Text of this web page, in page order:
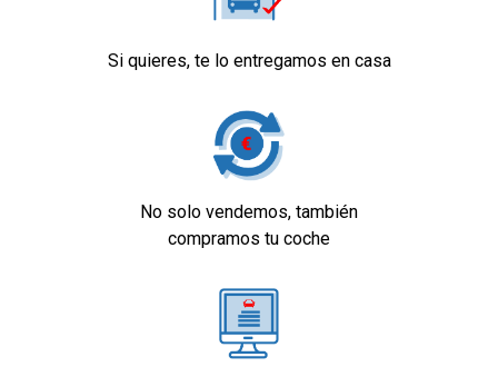
Si quieres, te lo entregamos en casa
No solo vendemos, también
compramos tu coche